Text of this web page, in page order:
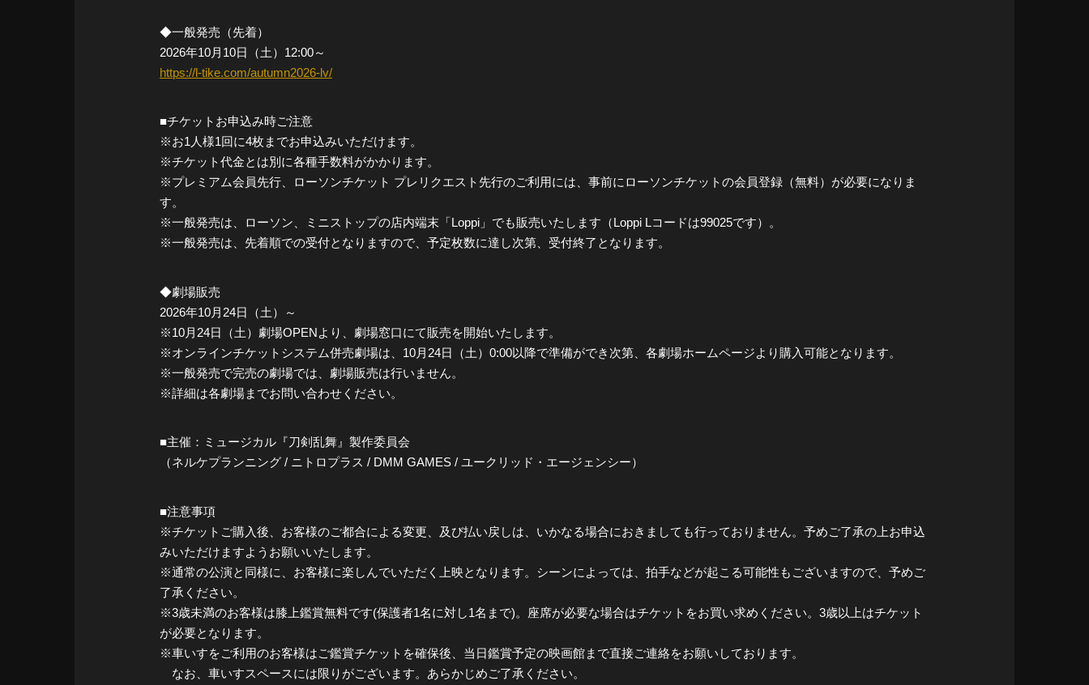
◆一般発売（先着）
2026年10月10日（土）12:00～
https://l-tike.com/autumn2026-lv/
■チケットお申込み時ご注意
※お1人様1回に4枚までお申込みいただけます。
※チケット代金とは別に各種手数料がかかります。
※プレミアム会員先行、ローソンチケット プレリクエスト先行のご利用には、事前にローソンチケットの会員登録（無料）が必要になりま
す。
※一般発売は、ローソン、ミニストップの店内端末「Loppi」でも販売いたします（Loppi Lコードは99025です）。
※一般発売は、先着順での受付となりますので、予定枚数に達し次第、受付終了となります。
◆劇場販売
2026年10月24日（土）～
※10月24日（土）劇場OPENより、劇場窓口にて販売を開始いたします。
※オンラインチケットシステム併売劇場は、10月24日（土）0:00以降で準備ができ次第、各劇場ホームページより購入可能となります。
※一般発売で完売の劇場では、劇場販売は行いません。
※詳細は各劇場までお問い合わせください。
■主催：ミュージカル『刀剣乱舞』製作委員会
（ネルケプランニング / ニトロプラス / DMM GAMES / ユークリッド・エージェンシー）
■注意事項
※チケットご購入後、お客様のご都合による変更、及び払い戻しは、いかなる場合におきましても行っておりません。予めご了承の上お申込
みいただけますようお願いいたします。
※通常の公演と同様に、お客様に楽しんでいただく上映となります。シーンによっては、拍手などが起こる可能性もございますので、予めご
了承ください。
※3歳未満のお客様は膝上鑑賞無料です(保護者1名に対し1名まで)。座席が必要な場合はチケットをお買い求めください。3歳以上はチケット
が必要となります。
※車いすをご利用のお客様はご鑑賞チケットを確保後、当日鑑賞予定の映画館まで直接ご連絡をお願いしております。
なお、車いすスペースには限りがございます。あらかじめご了承ください。